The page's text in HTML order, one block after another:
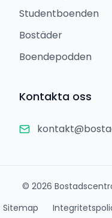
Studentboenden
Bostäder
Boendepodden
Kontakta oss
© 2026
Sitemap